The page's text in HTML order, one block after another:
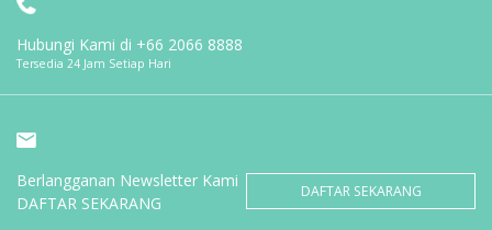
Hubungi Kami di +66 2066 8888
Tersedia 24 Jam Setiap Hari
Berlangganan Newsletter Kami
DAFTAR SEKARANG
DAFTAR SEKARANG